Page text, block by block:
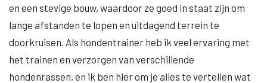
en een stevige bouw, waardoor ze goed in staat zijn om
lange afstanden te lopen en uitdagend terrein te
doorkruisen. Als hondentrainer heb ik veel ervaring met
het trainen en verzorgen van verschillende
hondenrassen, en ik ben hier om je alles te vertellen wat